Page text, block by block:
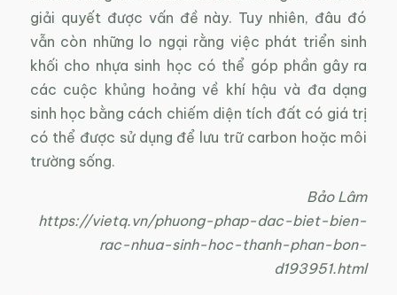
giải quyết được vấn đề này. Tuy nhiên, đâu đó
vẫn còn những lo ngại rằng việc phát triển sinh
khối cho nhựa sinh học có thể góp phần gây ra
các cuộc khủng hoảng về khí hậu và đa dạng
sinh học bằng cách chiếm diện tích đất có giá trị
có thể được sử dụng để lưu trữ carbon hoặc môi
trường sống.
Bảo Lâm
https://vietq.vn/phuong-phap-dac-biet-bien-
rac-nhua-sinh-hoc-thanh-phan-bon-
d193951.html